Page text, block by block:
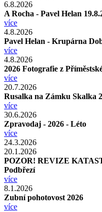
6.8.2026
A Rocha - Pavel Helan
více
4.8.2026
Pavel Helan - Krupárna
více
4.8.2026
2026 Fotografie z
více
20.7.2026
Rusalka na Zámku Skalka
více
30.6.2026
Zpravodaj - 2026 - Léto
více
24.3.2026
20.1.2026
POZOR! REVIZE
Podbřezí
více
8.1.2026
Zubní pohotovost 2026
více